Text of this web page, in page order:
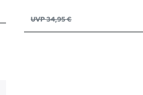
UVP 34,95 €